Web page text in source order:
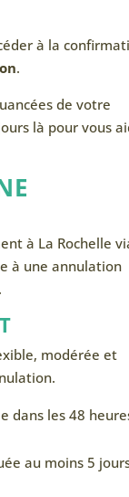
à la
.
de votre
là pour vous
à La Rochelle
à une annulation
modérée et
dans les 48
au moins 5